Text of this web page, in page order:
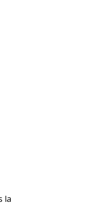
la